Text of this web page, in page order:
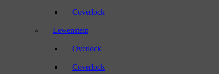
Coverlock
Lewenstein
Overlock
Coverlock